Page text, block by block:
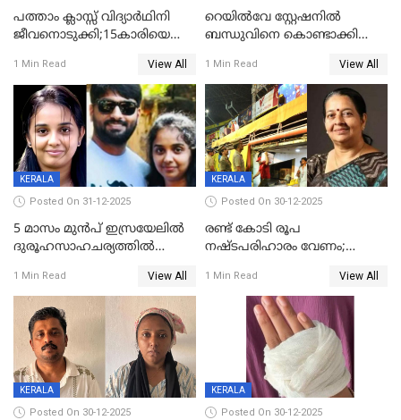
പത്താം ക്ലാസ്സ് വിദ്യാര്‍ഥിനി
ജീവനൊടുക്കി;15കാരിയെ
കിടപ്പുമുറിയില്‍ തൂങ്ങി മരിച്ച
നിലയിൽ
1 Min Read View All
റെയിൽവേ സ്റ്റേഷനിൽ
ബന്ധുവിനെ കൊണ്ടാക്കി
ലോറി സ്കൂട്ടറിൽ ഇടിച്ചു :
യുവതിക്ക് ദാരുണാന്ത്യം
1 Min Read View All
KERALA
Posted On 31-12-2025
5 മാസം മുൻപ് ഇസ്രയേലിൽ
ദുരൂഹസാഹചര്യത്തിൽ
മലയാളി യുവാവിന്റെ ഭാര്യയും
മരിച്ചു
1 Min Read View All
KERALA
Posted On 30-12-2025
രണ്ട് കോടി രൂപ
നഷ്ടപരിഹാരം വേണം;
നോട്ടീസയച്ച് ഉമാ തോമസ്
1 Min Read View All
KERALA
Posted On 30-12-2025
KERALA
Posted On 30-12-2025